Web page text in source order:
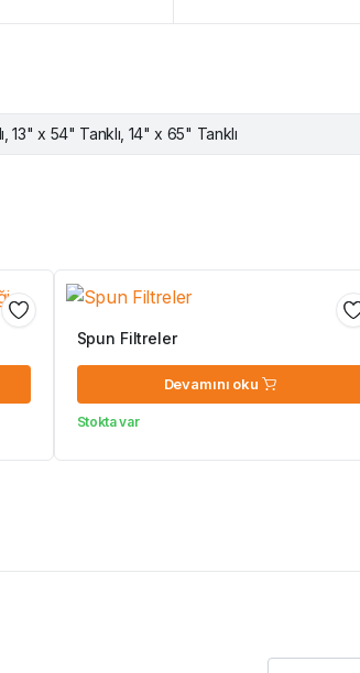
13" x 54" Tanklı, 14" x 65" Tanklı
Spun Filtreler
Devamını oku
Stokta var